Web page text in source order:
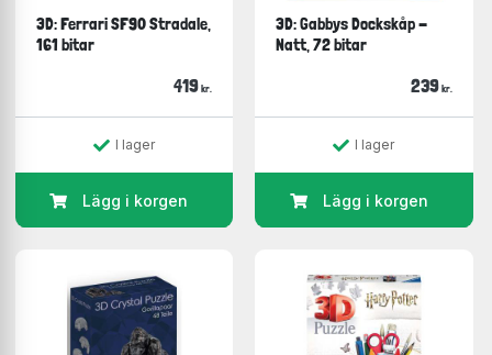
3D: Ferrari SF90 Stradale,
161 bitar
419 kr.
I lager
Lägg i korgen
3D: Gabbys Dockskåp -
Natt, 72 bitar
239 kr.
I lager
Lägg i korgen